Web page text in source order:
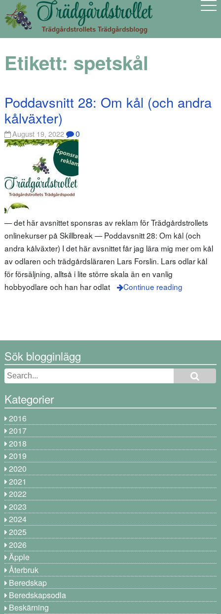
Etikett: spetskål
Poddavsnitt 28: Om kål (och andra
kålväxter)
August 19, 2022 0
— det här avsnittet sponsras av reklam för Trädgårdstrollets
onlinekurser på Skillbreak — Poddavsnitt 28: Om kål (och
andra kålväxter) I det här avsnittet får jag lära mig mer om kål
av odlaren och trädgårdsläraren Lars Forslin. Lars odlar kål
för försäljning, alltså i lite större skala än en vanlig
hobbyodlare och han har odlat
Continue reading
Sök blogginlägg
Kategorier
2016
2017
2018
2019
2020
2021
2022
2023
2024
2025
2026
Äpple
Återbruk
Beredskap
Beredskapsodla
Beskärning